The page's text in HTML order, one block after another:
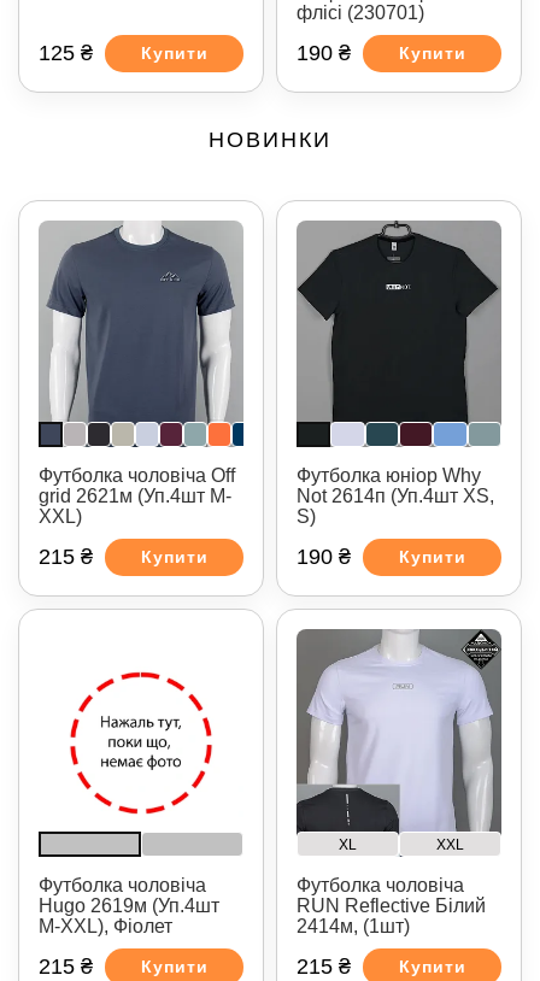
125 ₴ Купити
флiсі (230701)
190 ₴ Купити
НОВИНКИ
Футболка чоловіча Off
grid 2621м (Уп.4шт M-
XXL)
215 ₴ Купити
Футболка юніор Why
Not 2614п (Уп.4шт XS,
S)
190 ₴ Купити
Футболка чоловіча
Hugo 2619м (Уп.4шт
M-XXL), Фіолет
215 ₴ Купити
XL XXL
Футболка чоловіча
RUN Reflective Білий
2414м, (1шт)
215 ₴ Купити